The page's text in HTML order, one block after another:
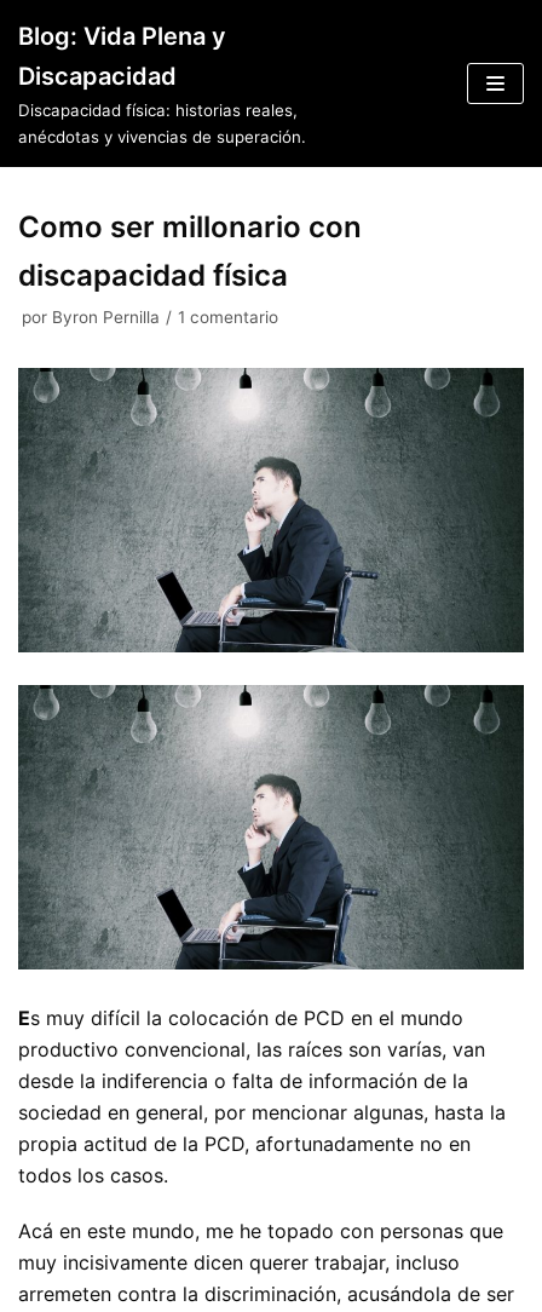
Saltar
al
contenido
Blog: Vida Plena y
Discapacidad
Discapacidad física: historias reales,
anécdotas y vivencias de superación.
Como ser millonario con
discapacidad física
por Byron Pernilla 1 comentario
Es muy difícil la colocación de PCD en el mundo
productivo convencional, las raíces son varías, van
desde la indiferencia o falta de información de la
sociedad en general, por mencionar algunas, hasta la
propia actitud de la PCD, afortunadamente no en
todos los casos.
Acá en este mundo, me he topado con personas que
muy incisivamente dicen querer trabajar, incluso
arremeten contra la discriminación, acusándola de ser